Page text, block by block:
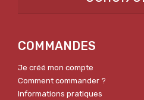
COMMANDES
Je créé mon compte
Comment commander ?
Informations pratiques